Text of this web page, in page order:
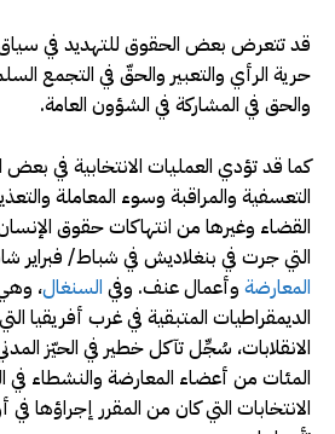
قد تتعرض بعض الحقوق للتهديد في سياق
حرية الرأي والتعبير والحقّ في التجمع
والحق في المشاركة في الشؤون العامة.
كما قد تؤدي العمليات الانتخابية في بعض
التعسفية والمراقبة وسوء المعاملة
القضاء وغيرها من انتهاكات حقوق
التي جرت في بنغلاديش في شباط/ فبراير
المعارضة وأعمال عنف. وفي السنغال،
الديمقراطيات المتبقية في غرب
الانقلابات، سُجِّل تآكل خطير في الحيّز
المئات من أعضاء المعارضة والنشطاء في
الانتخابات التي كان من المقرر إجراؤها